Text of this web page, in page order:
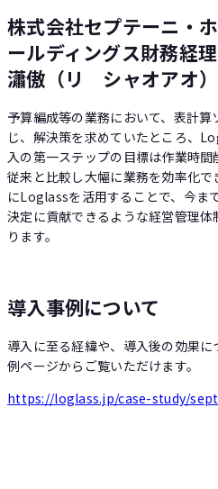
株式会社セプテーニ・
ールディングス財務経
瀟傲（リ シャオアオ
予算編成等の業務において、表計
じ、解決策を求めていたところ、
入の第一ステップの目標は作業時
従来と比較し大幅に業務を効率化
にLoglassを活用することで、今ま
決定に貢献できるような経営管理
ります。
導入事例について
導入に至る経緯や、導入後の効果
例ページからご覧いただけます。
https://loglass.jp/case-study/